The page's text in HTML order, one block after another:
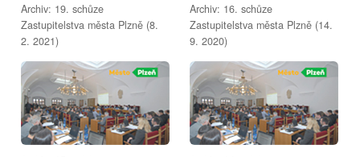
Archiv: 19. schůze
Zastupitelstva města Plzně (8.
2. 2021)
Archiv: 16. schůze
Zastupitelstva města Plzně (14.
9. 2020)